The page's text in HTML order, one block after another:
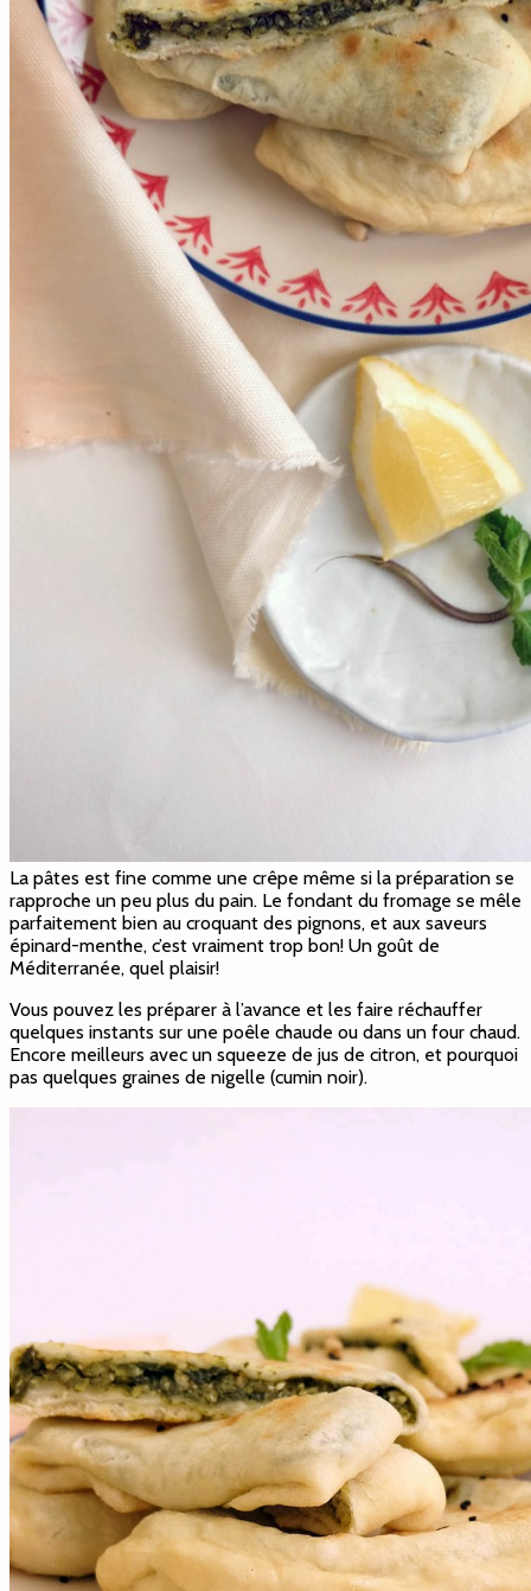
La pâtes est fine comme une crêpe même si la préparation se
rapproche un peu plus du pain. Le fondant du fromage se mêle
parfaitement bien au croquant des pignons, et aux saveurs
épinard-menthe, c’est vraiment trop bon! Un goût de
Méditerranée, quel plaisir!
Vous pouvez les préparer à l’avance et les faire réchauffer
quelques instants sur une poêle chaude ou dans un four chaud.
Encore meilleurs avec un squeeze de jus de citron, et pourquoi
pas quelques graines de nigelle (cumin noir).